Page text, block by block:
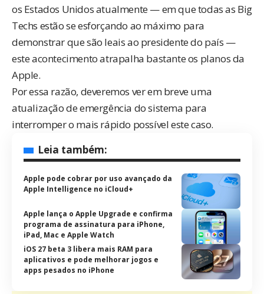
os Estados Unidos atualmente — em que todas as Big
Techs estão se esforçando ao máximo para
demonstrar que são leais ao presidente do país —
este acontecimento atrapalha bastante os planos da
Apple.
Por essa razão, deveremos ver em breve uma
atualização de emergência do sistema para
interromper o mais rápido possível este caso.
Leia também:
Apple pode cobrar por uso avançado da
Apple Intelligence no iCloud+
Apple lança o Apple Upgrade e confirma
programa de assinatura para iPhone,
iPad, Mac e Apple Watch
iOS 27 beta 3 libera mais RAM para
aplicativos e pode melhorar jogos e
apps pesados no iPhone